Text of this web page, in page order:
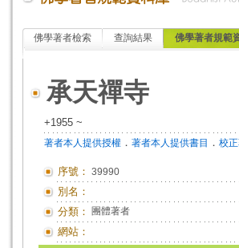
佛學著者檢索 查詢結果 佛學著者規範
承天禪寺
+1955 ~
著者本人提供授權 ． 著者本人提供書目 ． 校
序號： 39990
別名：
分類：
團體著者
網站：